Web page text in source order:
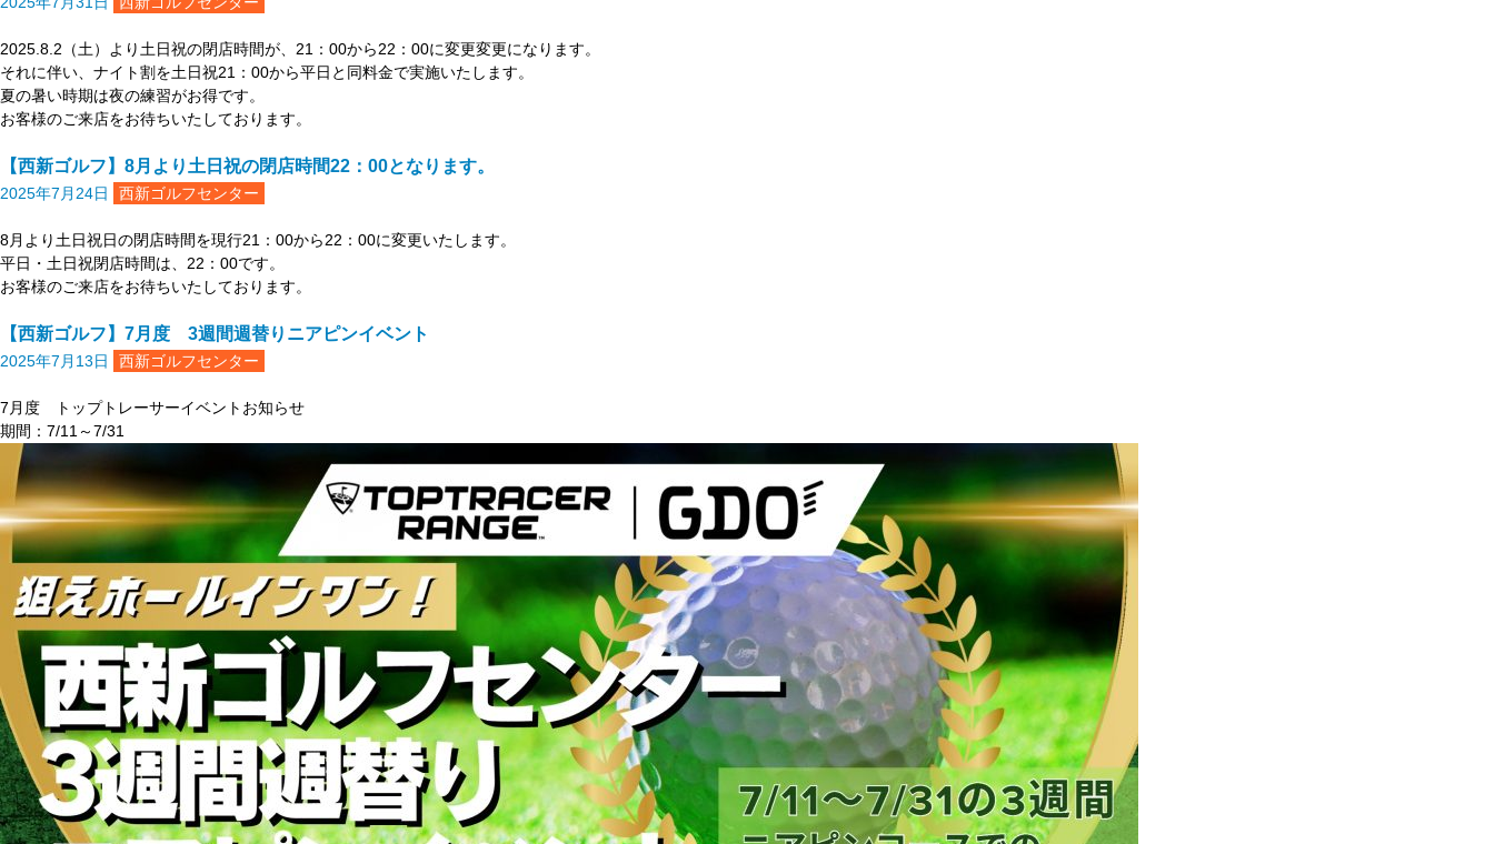
2025.8.2（土）より土日祝の閉店時間が、21：00から22：00に変更変更になります。
それに伴い、ナイト割を土日祝21：00から平日と同料金で実施いたします。
夏の暑い時期は夜の練習がお得です。
お客様のご来店をお待ちいたしております。
【西新ゴルフ】8月より土日祝の閉店時間22：00となります。
2025年7月24日 西新ゴルフセンター
8月より土日祝日の閉店時間を現行21：00から22：00に変更いたします。
平日・土日祝閉店時間は、22：00です。
お客様のご来店をお待ちいたしております。
【西新ゴルフ】7月度 3週間週替りニアピンイベント
2025年7月13日 西新ゴルフセンター
7月度 トップトレーサーイベントお知らせ
期間：7/11～7/31